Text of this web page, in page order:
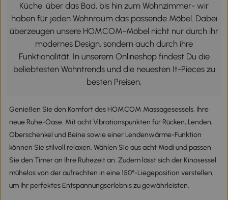
Küche, über das Bad, bis hin zum Wohnzimmer- wir
haben für jeden Wohnraum das passende Möbel. Dabei
überzeugen unsere HOMCOM-Möbel nicht nur durch ihr
modernes Design, sondern auch durch ihre
Funktionalität. In unserem Onlineshop findest Du die
beliebtesten Wohntrends und die neuesten It-Pieces zu
besten Preisen.
Genießen Sie den Komfort des HOMCOM Massagesessels, Ihre
neue Ruhe-Oase. Mit acht Vibrationspunkten für Rücken, Lenden,
Oberschenkel und Beine sowie einer Lendenwärme-Funktion
können Sie stilvoll relaxen. Wählen Sie aus acht Modi und passen
Sie den Timer an Ihre Ruhezeit an. Zudem lässt sich der Kinosessel
mühelos von der aufrechten in eine 150°-Liegeposition verstellen,
um Ihr perfektes Entspannungserlebnis zu gewährleisten.